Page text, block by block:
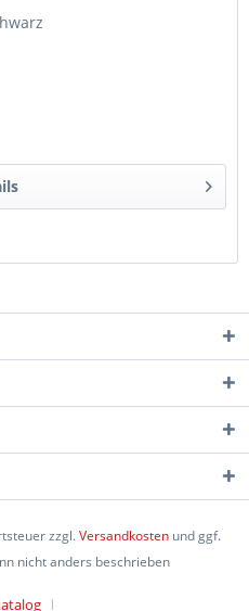
zzgl.Versandkosten und ggf.
nicht anders beschrieben